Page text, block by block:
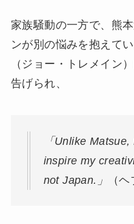
家族騒動の一方で、熊
ンが別の悩みを抱えて
（ジョー・トレメイン
告げられ、
「Unlike
inspire my
not Japan.」
（ヘ